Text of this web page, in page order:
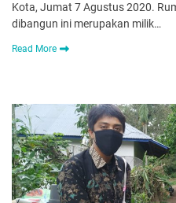
Kota, Jumat 7 Agustus 2020.
dibangun ini merupakan milik…
Read More